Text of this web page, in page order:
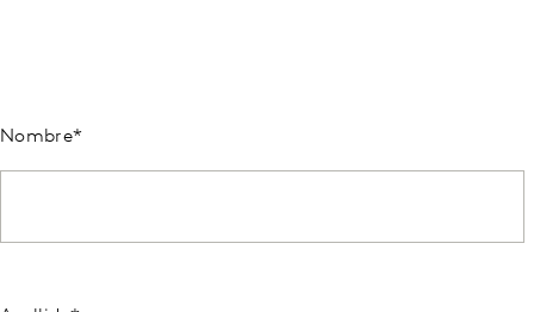
Nombre*